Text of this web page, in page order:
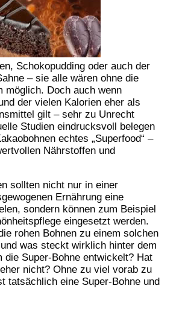
Schokopudding oder auch der
– sie alle wären ohne die
möglich. Doch auch wenn
der vielen Kalorien eher als
gilt – sehr zu Unrecht
Studien eindrucksvoll belegen
echtes „Superfood“ –
Nährstoffen und
sollten nicht nur in einer
Ernährung eine
sondern können zum Beispiel
eingesetzt werden.
rohen Bohnen zu einem solchen
was steckt wirklich hinter dem
die Super-Bohne entwickelt? Hat
nicht? Ohne zu viel vorab zu
tatsächlich eine Super-Bohne und